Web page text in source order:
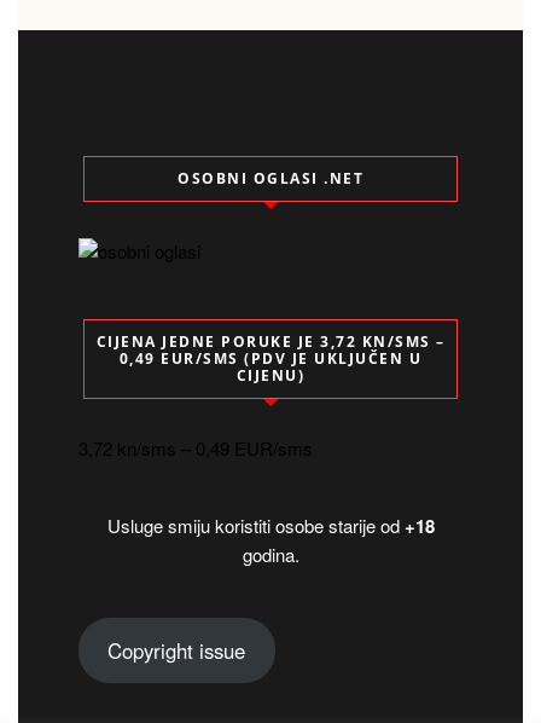
OSOBNI OGLASI .NET
CIJENA JEDNE PORUKE JE 3,72 KN/SMS –
0,49 EUR/SMS (PDV JE UKLJUČEN U
CIJENU)
3,72 kn/sms – 0,49 EUR/sms
Usluge smiju koristiti osobe starije od+18
godina.
Copyright issue